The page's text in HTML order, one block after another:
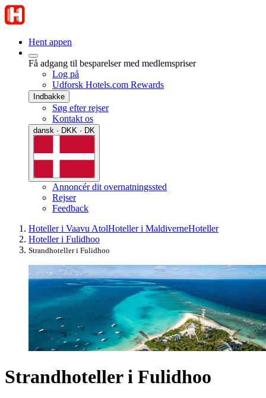
Hent appen
Få adgang til besparelser med medlemspriser
Log på
Udforsk Hotels.com Rewards
Indbakke
Søg efter rejser
Kontakt os
dansk · DKK · DK
Annoncér dit overnatningssted
Rejser
Feedback
Hoteller i Vaavu AtolHoteller i MaldiverneHoteller
Hoteller i Fulidhoo
Strandhoteller i Fulidhoo
Strandhoteller i Fulidhoo